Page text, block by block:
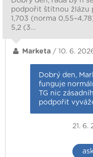
podpořit štítnou žlázu
1,703 (norma
5,2 (3…
Marketa / 10. 6.
Dobrý den,
funguje
TG nic
podpořit
21. 6.